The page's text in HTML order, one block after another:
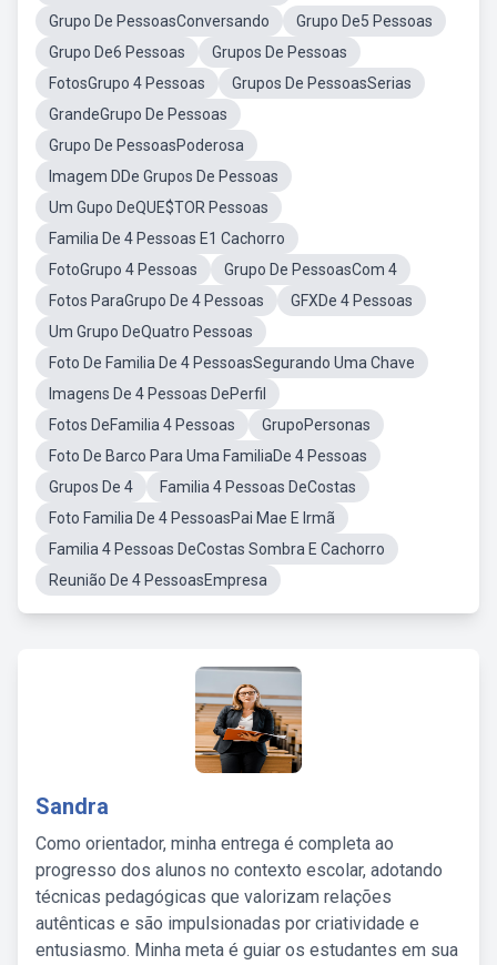
Grupo De PessoasConversando
Grupo De5 Pessoas
Grupo De6 Pessoas
Grupos De Pessoas
FotosGrupo 4 Pessoas
Grupos De PessoasSerias
GrandeGrupo De Pessoas
Grupo De PessoasPoderosa
Imagem DDe Grupos De Pessoas
Um Gupo DeQUE$TOR Pessoas
Familia De 4 Pessoas E1 Cachorro
FotoGrupo 4 Pessoas
Grupo De PessoasCom 4
Fotos ParaGrupo De 4 Pessoas
GFXDe 4 Pessoas
Um Grupo DeQuatro Pessoas
Foto De Familia De 4 PessoasSegurando Uma Chave
Imagens De 4 Pessoas DePerfil
Fotos DeFamilia 4 Pessoas
GrupoPersonas
Foto De Barco Para Uma FamiliaDe 4 Pessoas
Grupos De 4
Familia 4 Pessoas DeCostas
Foto Familia De 4 PessoasPai Mae E Irmã
Familia 4 Pessoas DeCostas Sombra E Cachorro
Reunião De 4 PessoasEmpresa
Sandra
Como orientador, minha entrega é completa ao
progresso dos alunos no contexto escolar, adotando
técnicas pedagógicas que valorizam relações
autênticas e são impulsionadas por criatividade e
entusiasmo. Minha meta é guiar os estudantes em sua